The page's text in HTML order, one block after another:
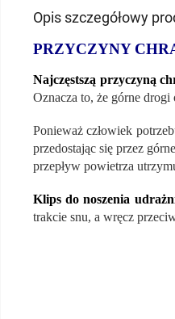
Opis szczegółowy
PRZYCZYNY
Najczęstszą przyczyną
Oznacza to, że górne
Ponieważ człowiek
przedostając się przez
przepływ powietrza
Klips do noszenia
trakcie snu, a wręcz